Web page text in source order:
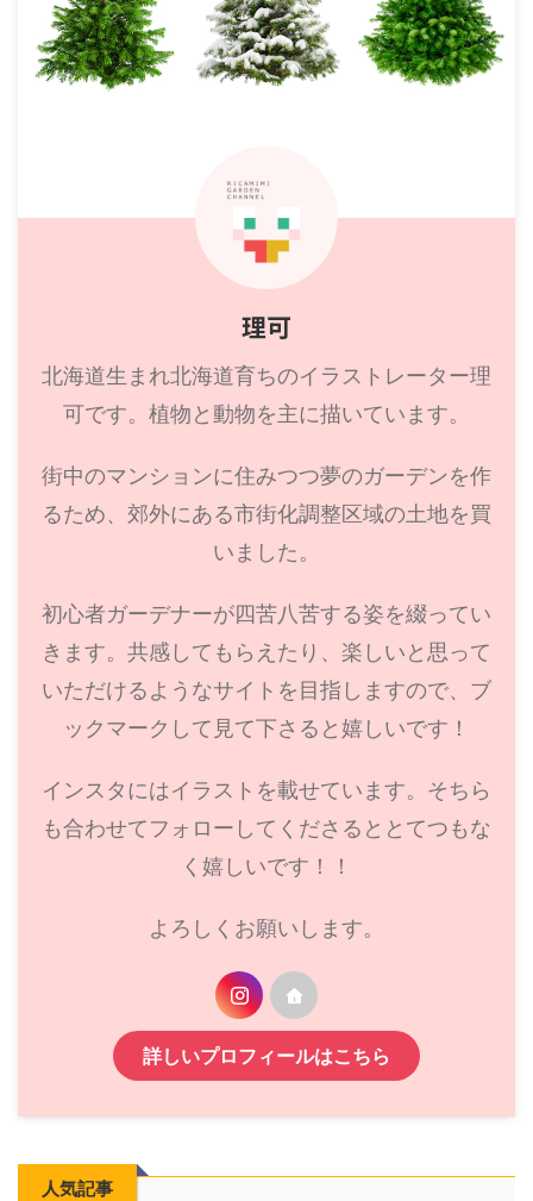
理可
北海道生まれ北海道育ちのイラストレーター理
可です。植物と動物を主に描いています。
街中のマンションに住みつつ夢のガーデンを作
るため、郊外にある市街化調整区域の土地を買
いました。
初心者ガーデナーが四苦八苦する姿を綴ってい
きます。共感してもらえたり、楽しいと思って
いただけるようなサイトを目指しますので、ブ
ックマークして見て下さると嬉しいです！
インスタにはイラストを載せています。そちら
も合わせてフォローしてくださるととてつもな
く嬉しいです！！
よろしくお願いします。
詳しいプロフィールはこちら
人気記事